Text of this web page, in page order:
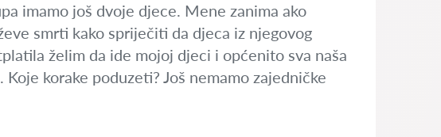
imamo još dvoje djece. Mene zanima ako
smrti kako spriječiti da djeca iz njegovog
želim da ide mojoj djeci i općenito sva naša
korake poduzeti? Još nemamo zajedničke